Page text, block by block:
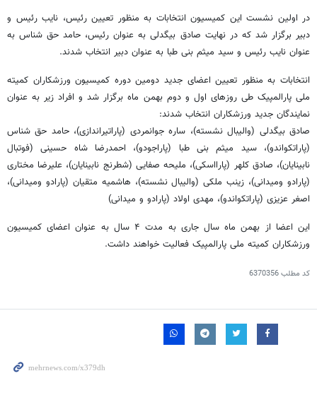
در اولین نشست این کمیسیون انتخابات به منظور تعیین رئیس، نایب رئیس و
دبیر برگزار شد که در نهایت صادق بیگدلی به عنوان رئیس، حامد حق شناس به
عنوان نایب رئیس و سید میثم بنی طبا به عنوان دبیر انتخاب شدند.
انتخابات به منظور تعیین اعضای جدید دومین دوره کمیسیون ورزشکاران کمیته
ملی پارالمپیک طی روزهای اول و دوم بهمن ماه برگزار شد و افراد زیر به عنوان
نمایندگان جدید ورزشکاران انتخاب شدند:
صادق بیگدلی (والیبال نشسته)، ساره جوانمردی (پاراتیراندازی)، حامد حق شناس
(پاراتکواندو)، سید میثم بنی طبا (پاراجودو)، احمدرضا شاه حسینی (فوتبال
نابینایان)، صادق کلهر (پارااسکی)، ملیحه صفایی (شطرنج نابینایان)، علیرضا مختاری
(پارادو ومیدانی)، زینب ملکی (والیبال نشسته)، هاشمیه متقیان (پارادو ومیدانی)،
اصغر عزیزی (پاراتکواندو)، مهدی اولاد (پارادو و میدانی)
این اعضا از بهمن ماه سال جاری به مدت ۴ سال به عنوان اعضای کمیسیون
ورزشکاران کمیته ملی پارالمپیک فعالیت خواهند داشت.
کد مطلب6370356